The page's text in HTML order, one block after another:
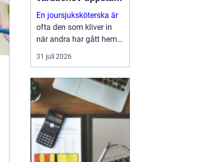
dygnet runt
En joursjuksköterska är
ofta den som kliver in
när andra har gått hem
för dagen. Under sena
kvällar, nätter och helger
människor på
äldreboenden, LSS-
boenden, inom
socialpsykiatrin och i
ord...
31 juli 2026